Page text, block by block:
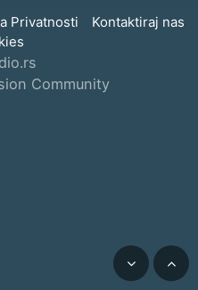
Privatnosti
Kontaktiraj nas
Community